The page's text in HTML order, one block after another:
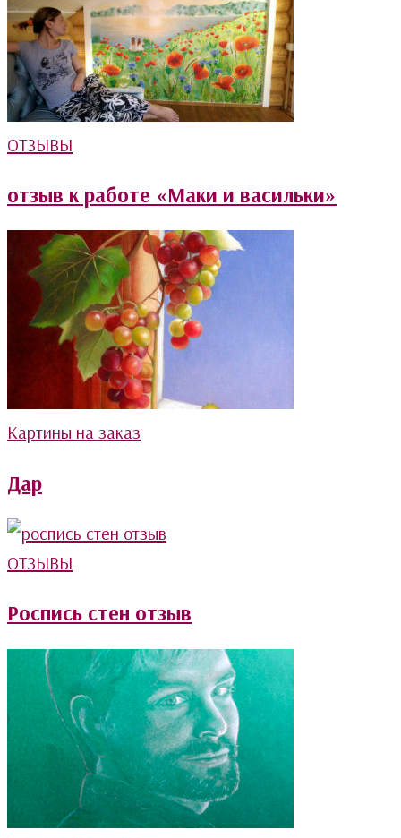
ОТЗЫВЫ
отзыв к работе «Маки и васильки»
Картины на заказ
Дар
ОТЗЫВЫ
Роспись стен отзыв